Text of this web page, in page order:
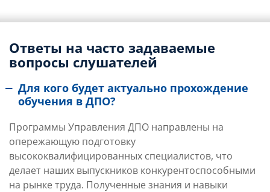
Ответы на часто задаваемые
вопросы слушателей
Для кого будет актуально прохождение
обучения в ДПО?
Программы Управления ДПО направлены на
опережающую подготовку
высококвалифицированных специалистов, что
делает наших выпускников конкурентоспособными
на рынке труда. Полученные знания и навыки